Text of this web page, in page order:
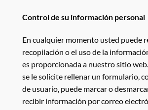
Control de su información personal
En cualquier momento usted puede
recopilación o el uso de la
es proporcionada a nuestro sitio
se le solicite rellenar un formulario,
de usuario, puede marcar o
recibir información por correo